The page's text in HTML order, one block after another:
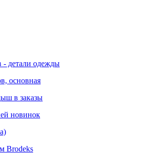
- детали одежды
основная
в заказы
новинок
Brodeks